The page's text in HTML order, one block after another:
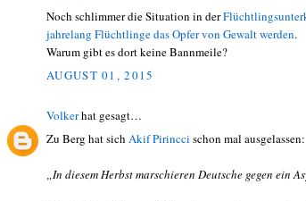
Noch schlimmer die Situation in der
jahrelang Flüchtlinge das Opfer von Gewalt werden.
Warum gibt es dort keine Bannmeile?
AUGUST 01, 2015
Volkerhat gesagt…
Zu Berg hat sich Akif Pirincci schon mal ausgelassen:
„In diesem Herbst marschieren Deutsche gegen ein